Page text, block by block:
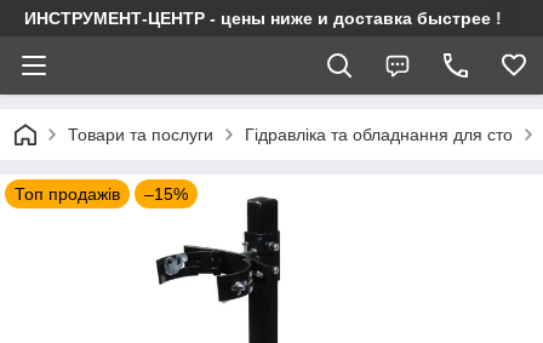
ИНСТРУМЕНТ-ЦЕНТР - цены ниже и доставка быстрее !
Товари та послуги Гідравліка та обладнання для сто
Топ продажів –15%